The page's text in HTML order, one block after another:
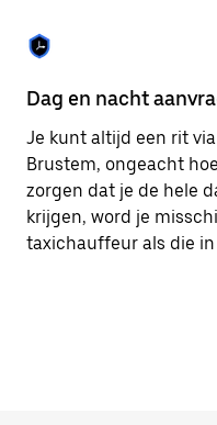
sluiten.
Dag en nacht
Je kunt altijd een rit
Brustem, ongeacht
zorgen dat je de hele
krijgen, word je
taxichauffeur als die